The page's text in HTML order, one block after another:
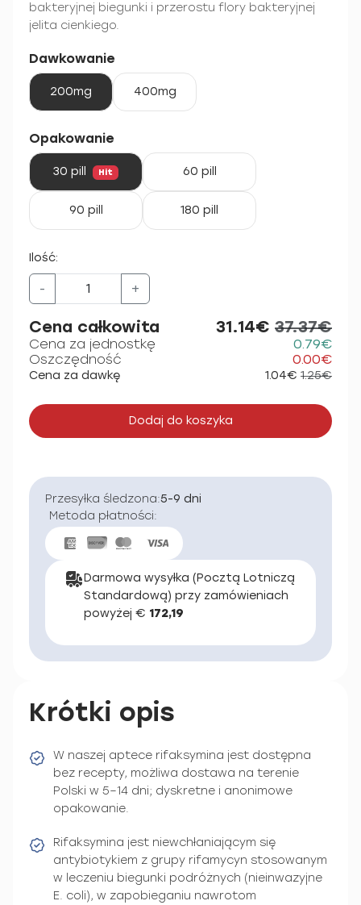
bakteryjnej biegunki i przerostu flory bakteryjnej
jelita cienkiego.
Dawkowanie
200mg 400mg
Opakowanie
30 pill Hit 60 pill
90 pill 180 pill
Ilość:
- +
Cena całkowita 31.14€ 37.37€
Cena za jednostkę
0.79€
Oszczędność
0.00€
Cena za dawkę 1.04€ 1.25€
Dodaj do koszyka
Przesyłka śledzona:5-9 dni
Metoda płatności:
Darmowa wysyłka (Pocztą Lotniczą
Standardową) przy zamówieniach
powyżej € 172,19
Krótki opis
W naszej aptece rifaksymina jest dostępna
bez recepty, możliwa dostawa na terenie
Polski w 5–14 dni; dyskretne i anonimowe
opakowanie.
Rifaksymina jest niewchłaniającym się
antybiotykiem z grupy rifamycyn stosowanym
w leczeniu biegunki podróżnych (nieinwazyjne
E. coli), w zapobieganiu nawrotom